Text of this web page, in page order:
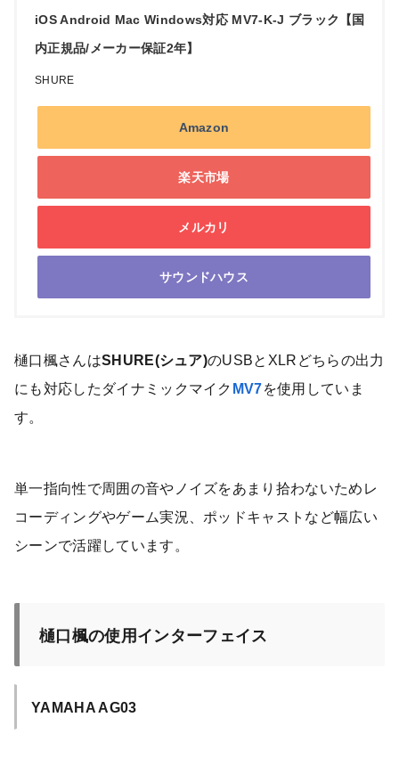
iOS Android Mac Windows対応 MV7-K-J ブラック【国
内正規品/メーカー保証2年】
SHURE
Amazon
楽天市場
メルカリ
サウンドハウス
樋口楓さんはSHURE(シュア)のUSBとXLRどちらの出力
にも対応したダイナミックマイク MV7を使用していま
す。
単一指向性で周囲の音やノイズをあまり拾わないためレ
コーディングやゲーム実況、ポッドキャストなど幅広い
シーンで活躍しています。
樋口楓の使用インターフェイス
YAMAHA AG03